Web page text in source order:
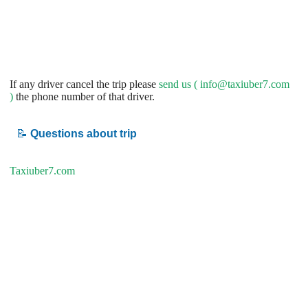
If any driver cancel the trip please send us ( info@taxiuber7.com
) the phone number of that driver.
📝 Questions about trip
Taxiuber7.com